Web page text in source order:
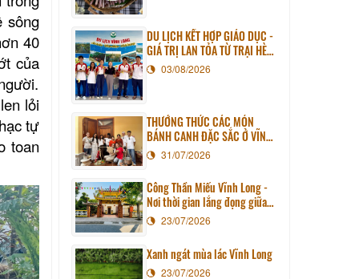
sông
40
của
lỏi
tự
toan
DU LỊCH KẾT HỢP GIÁO DỤC -
GIÁ TRỊ LAN TỎA TỪ TRẠI HÈ
PHƯƠNG NAM NĂM 2026
03/08/2026
THƯỞNG THỨC CÁC MÓN
BÁNH CANH ĐẶC SẮC Ở VĨNH
LONG31/07/2026
Công Thần Miếu Vĩnh Long -
Nơi thời gian lắng đọng giữa
lòng phố thị
23/07/2026
Xanh ngát mùa lác Vĩnh Long
23/07/2026